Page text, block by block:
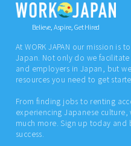
Believe, Aspire, Get Hired
At WORK JAPAN our mission is
Japan. Not only do we
and employers in Japan, but
resources you need to get
From finding jobs to renting
experiencing Japanese
much more. Sign up today
success.